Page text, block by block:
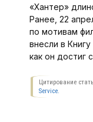
«Хантер»
Ранее, 22
по мотивам
внесли в
как он достиг
Цитирование
Service.